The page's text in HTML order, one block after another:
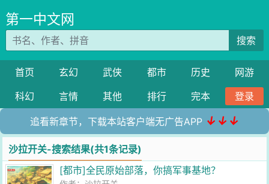
第一中文网
搜索
首页 玄幻 武侠 都市 历史
网游
科幻
言情 其他 排行 完本 登录
追看新章节，下载本站客户端无广告APP ↓↓↓
沙拉开关-搜索结果(共1条记录)
[都市]全民原始部落，你搞军事基地？